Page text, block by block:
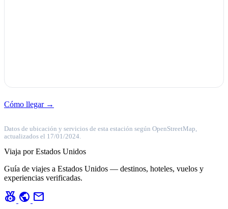
Cómo llegar →
Datos de ubicación y servicios de esta estación según OpenStreetMap,
actualizados el 17/01/2024.
Viaja por Estados Unidos
Guía de viajes a Estados Unidos — destinos, hoteles, vuelos y
experiencias verificadas.
social_leaderboard public mail